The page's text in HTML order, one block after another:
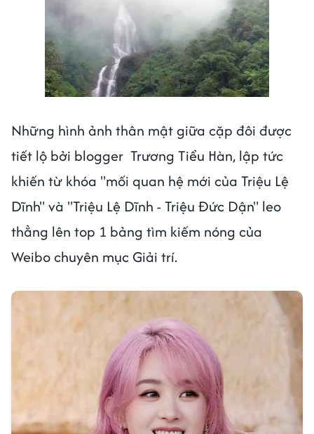
Những hình ảnh thân mật giữa cặp đôi được
tiết lộ bởi blogger Trương Tiểu Hàn, lập tức
khiến từ khóa "mối quan hệ mới của Triệu Lệ
Dĩnh" và "Triệu Lệ Dĩnh - Triệu Đức Dận" leo
thẳng lên top 1 bảng tìm kiếm nóng của
Weibo chuyên mục Giải trí.